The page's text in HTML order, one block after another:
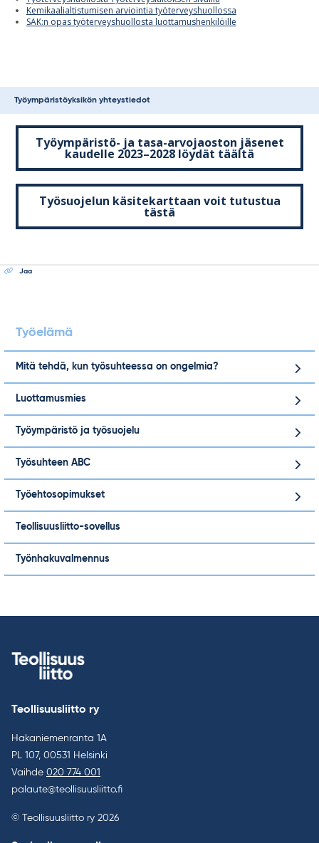
Työelämä
Mitä tehdä, kun työsuhteessa on ongelmia?
Luottamusmies
Työympäristö ja työsuojelu
Työsuhteen ABC
Työehtosopimukset
Teollisuusliitto-sovellus
Työnhakuvalmennus
Kemikaalialtistumisen arviointia työterveyshuollossa
SAK:n opas työterveyshuollosta luottamushenkilöille
Työympäristöyksikön yhteystiedot
Työympäristö- ja tasa-arvojaoston jäsenet
kaudelle 2023–2028 löydät täältä
Työsuojelun käsitekarttaan voit tutustua
tästä
Jaa
Teollisuusliitto ry
Hakaniemenranta 1A
PL 107, 00531 Helsinki
Vaihde 020 774 001
palaute@teollisuusliitto.fi
© Teollisuusliitto ry 2026